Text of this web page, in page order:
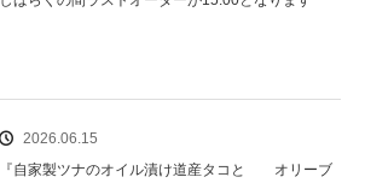
2026.06.15
『自家製ツナのオイル漬け道産タコと オリーブ